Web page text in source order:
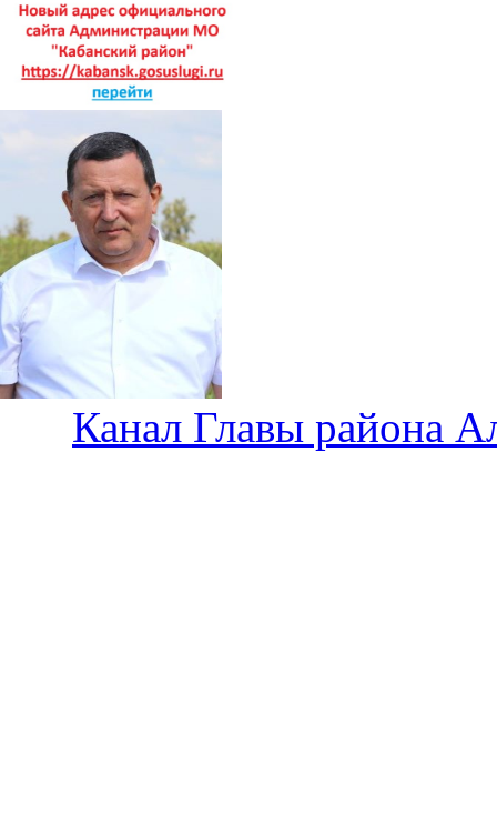
Канал Главы района